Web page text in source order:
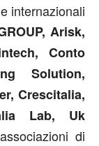
internazionali
Arisk,
Conto
Solution,
Crescitalia,
Lab, Uk
di